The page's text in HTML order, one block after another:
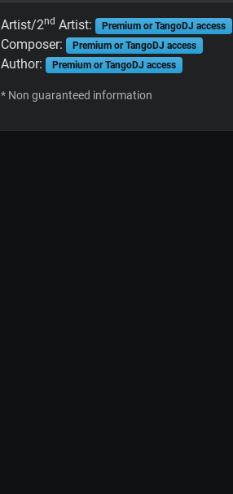
Artist/2nd Artist: Premium or TangoDJ access
Composer: Premium or TangoDJ access
Author: Premium or TangoDJ access
* Non guaranteed information